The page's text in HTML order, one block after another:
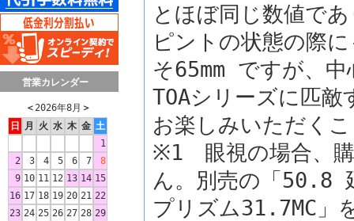
営業カレンダー
＜ 2026年8月 ＞
日
月 火 水 木 金 土
1
2
3 4 5 6 7
8
9 10 11 12 13 14 15
16 17 18 19 20 21 22
23 24 25 26 27 28 29
とほぼ同じ数値で
ピントの状態の際
そ65mm ですが、
TOAシリーズに匹
お楽しみいただく
※1 眼視の場合、購
ん。別売の「50.8
プリズム31.7MC